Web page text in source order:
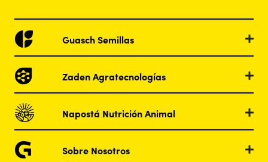
Guasch Semillas
Zaden Agratecnologías
Napostá Nutrición Animal
Sobre Nosotros